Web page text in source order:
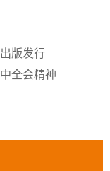
版发行
全会精神